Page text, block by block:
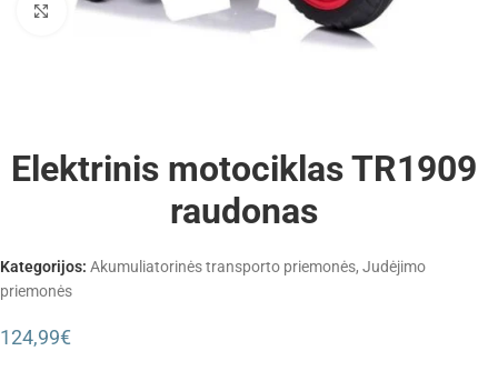
Padidinti
Elektrinis motociklas TR1909
raudonas
Kategorijos: Akumuliatorinės transporto priemonės, Judėjimo
priemonės
124,99€